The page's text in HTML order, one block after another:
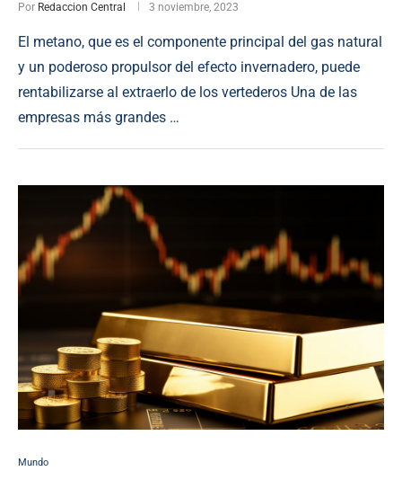
Por Redaccion Central 3 noviembre, 2023
El metano, que es el componente principal del gas natural
y un poderoso propulsor del efecto invernadero, puede
rentabilizarse al extraerlo de los vertederos Una de las
empresas más grandes …
Mundo